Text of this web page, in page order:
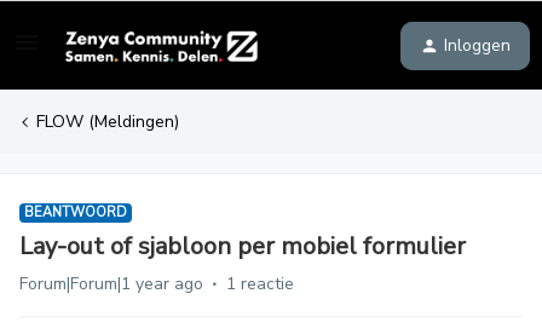
Inloggen
FLOW (Meldingen)
BEANTWOORD
Lay-out of sjabloon per mobiel formulier
Forum|Forum|1 year ago 1 reactie